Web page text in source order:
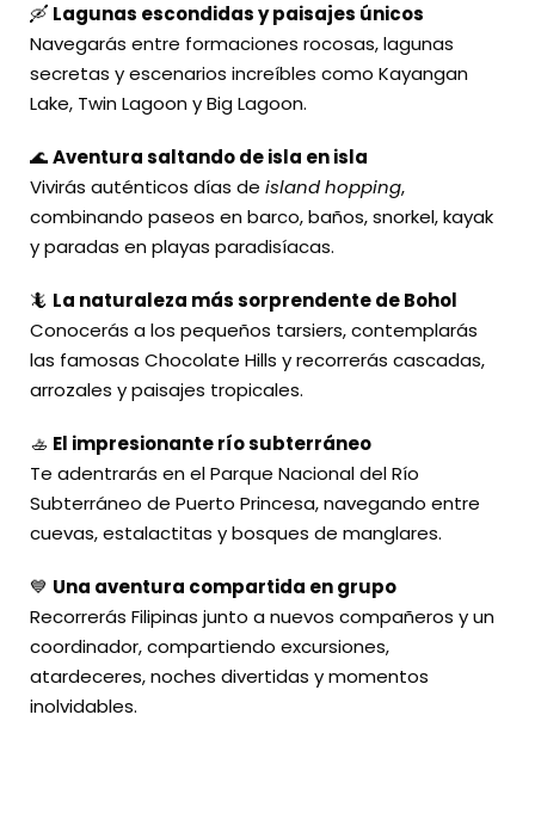
🛶 Lagunas escondidas y paisajes únicos
Navegarás entre formaciones rocosas, lagunas
secretas y escenarios increíbles como Kayangan
Lake, Twin Lagoon y Big Lagoon.
🌊Aventura saltando de isla en isla
Vivirás auténticos días de island hopping,
combinando paseos en barco, baños, snorkel, kayak
y paradas en playas paradisíacas.
🦎 La naturaleza más sorprendente de Bohol
Conocerás a los pequeños tarsiers, contemplarás
las famosas Chocolate Hills y recorrerás cascadas,
arrozales y paisajes tropicales.
🚣 El impresionante río subterráneo
Te adentrarás en el Parque Nacional del Río
Subterráneo de Puerto Princesa, navegando entre
cuevas, estalactitas y bosques de manglares.
💙 Una aventura compartida en grupo
Recorrerás Filipinas junto a nuevos compañeros y un
coordinador, compartiendo excursiones,
atardeceres, noches divertidas y momentos
inolvidables.